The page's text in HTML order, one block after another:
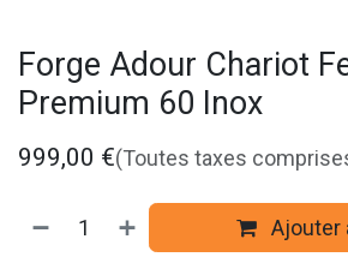
Forge Adour Chariot
Premium 60 Inox
999,00 €(Toutes taxes
Ajouter